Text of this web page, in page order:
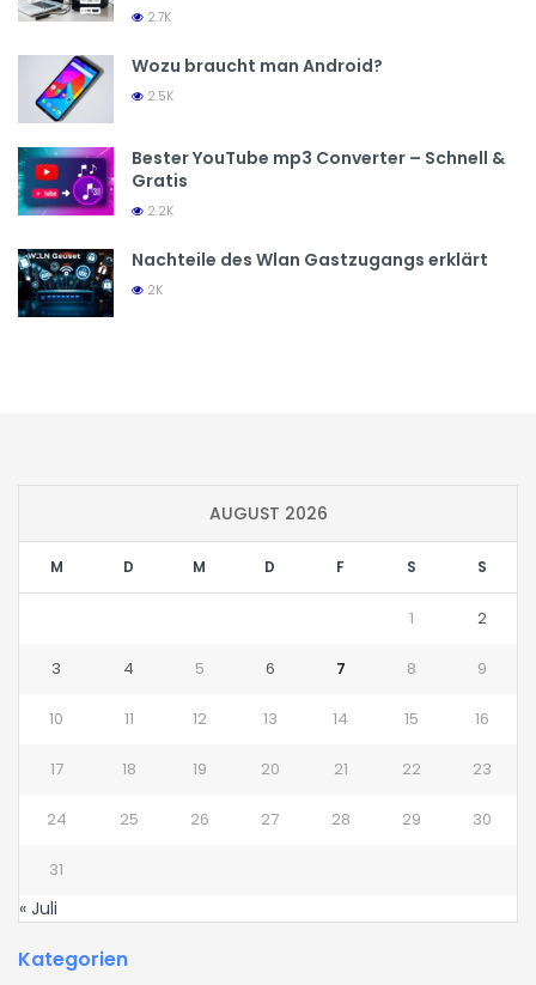
2.7K
Wozu braucht man Android?
2.5K
Bester YouTube mp3 Converter – Schnell &
Gratis
2.2K
Nachteile des Wlan Gastzugangs erklärt
2K
AUGUST 2026
M D M D F S S
1 2
3 4 5 6 7 8 9
10 11 12 13 14 15 16
17 18 19 20 21 22 23
24 25 26 27 28 29 30
31
« Juli
Kategorien